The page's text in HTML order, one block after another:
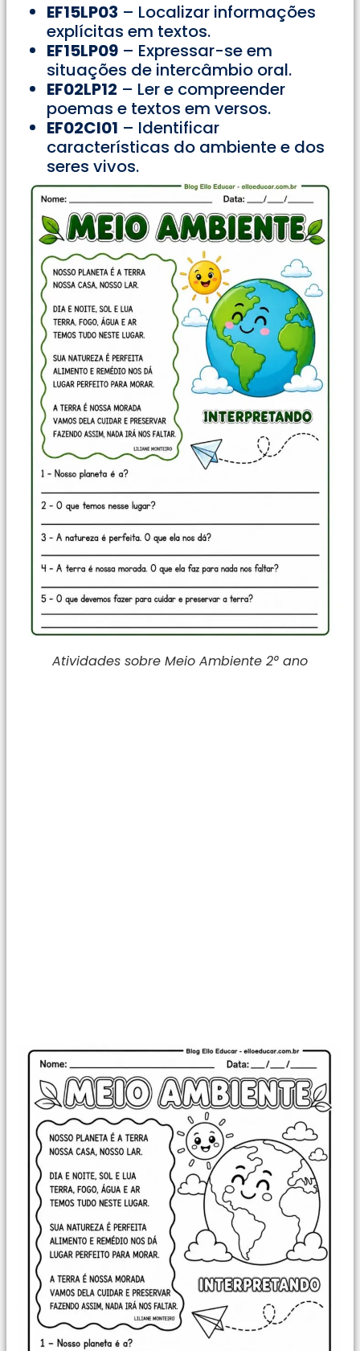
EF15LP03 – Localizar informações
explícitas em textos.
EF15LP09 – Expressar-se em
situações de intercâmbio oral.
EF02LP12 – Ler e compreender
poemas e textos em versos.
EF02CI01 – Identificar
características do ambiente e dos
seres vivos.
Atividades sobre Meio Ambiente 2° ano